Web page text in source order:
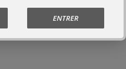
Morgon
ENTRER